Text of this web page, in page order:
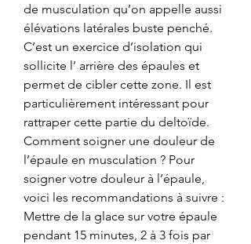
de musculation qu’on appelle aussi
élévations latérales buste penché.
C’est un exercice d’isolation qui
sollicite l’ arrière des épaules et
permet de cibler cette zone. Il est
particulièrement intéressant pour
rattraper cette partie du deltoïde.
Comment soigner une douleur de
l’épaule en musculation ? Pour
soigner votre douleur à l’épaule,
voici les recommandations à suivre :
Mettre de la glace sur votre épaule
pendant 15 minutes, 2 à 3 fois par